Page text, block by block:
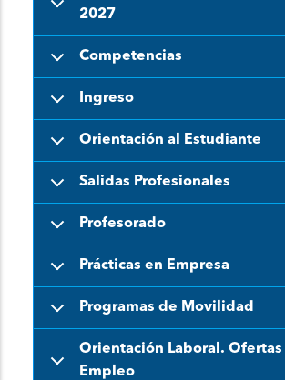
2027
Competencias
Ingreso
Orientación al Estudiante
Salidas Profesionales
Profesorado
Prácticas en Empresa
Programas de Movilidad
Orientación Laboral. Ofertas
Empleo